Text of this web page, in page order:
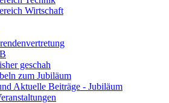
Wirtschaft
geschah
zum Jubiläum
Aktuelle Beiträge - Jubiläum